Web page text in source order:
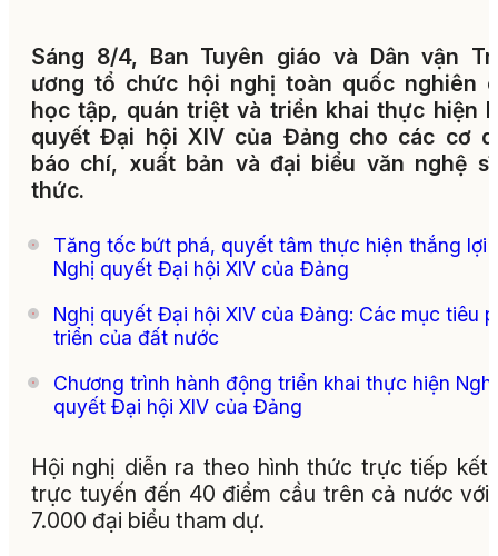
Sáng 8/4, Ban Tuyên giáo và Dân vận
ương tổ chức hội nghị toàn quốc nghiên
học tập, quán triệt và triển khai thực hiện
quyết Đại hội XIV của Đảng cho các cơ
báo chí, xuất bản và đại biểu văn nghệ
thức.
Tăng tốc bứt phá, quyết tâm thực hiện thắng lợi
Nghị quyết Đại hội XIV của Đảng
Nghị quyết Đại hội XIV của Đảng: Các mục tiêu
triển của đất nước
Chương trình hành động triển khai thực hiện Nghị
quyết Đại hội XIV của Đảng
Hội nghị diễn ra theo hình thức trực tiếp kết
trực tuyến đến 40 điểm cầu trên cả nước với
7.000 đại biểu tham dự.